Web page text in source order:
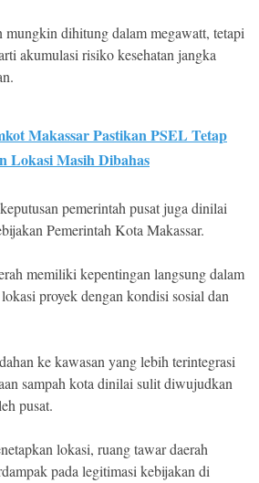
mungkin dihitung dalam megawatt, tetapi
akumulasi risiko kesehatan jangka
Makassar Pastikan PSEL Tetap
Lokasi Masih Dibahas
pemerintah pusat juga dinilai
Pemerintah Kota Makassar.
memiliki kepentingan langsung dalam
proyek dengan kondisi sosial dan
ke kawasan yang lebih terintegrasi
sampah kota dinilai sulit diwujudkan
pusat.
lokasi, ruang tawar daerah
pada legitimasi kebijakan di